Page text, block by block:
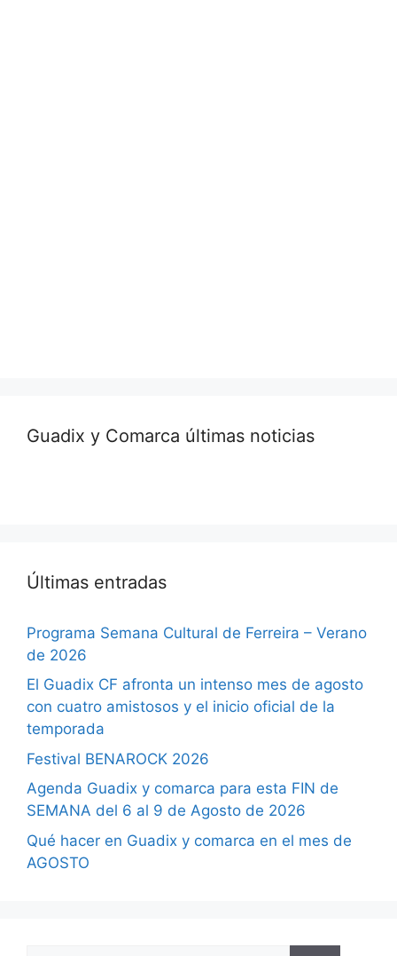
Guadix y Comarca últimas noticias
Últimas entradas
Programa Semana Cultural de Ferreira – Verano
de 2026
El Guadix CF afronta un intenso mes de agosto
con cuatro amistosos y el inicio oficial de la
temporada
Festival BENAROCK 2026
Agenda Guadix y comarca para esta FIN de
SEMANA del 6 al 9 de Agosto de 2026
Qué hacer en Guadix y comarca en el mes de
AGOSTO